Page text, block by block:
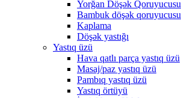
Yorğan Döşək Qoruyucusu
Bambuk döşək qoruyucusu
Kaplama
Döşək yastığı
Yastıq üzü
Hava qatlı parça yastıq üzü
Masaj/paz yastıq üzü
Pambıq yastıq üzü
Yastıq örtüyü